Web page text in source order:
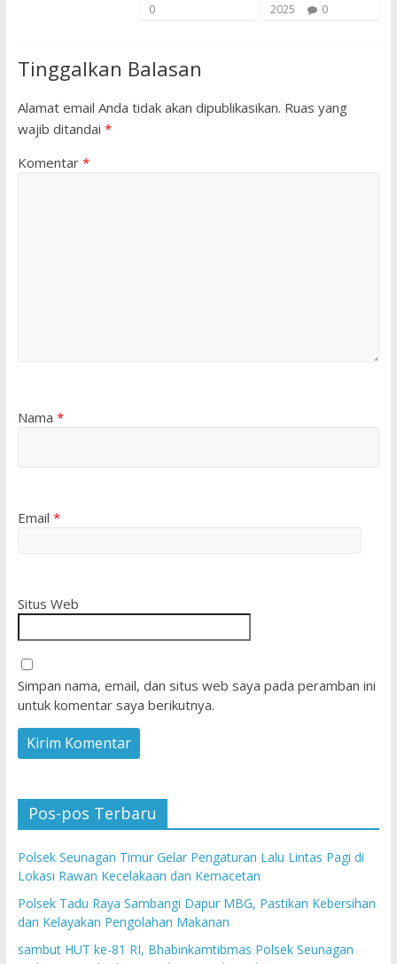
0
2025
0
Tinggalkan Balasan
Alamat email Anda tidak akan dipublikasikan. Ruas yang
wajib ditandai *
Komentar *
Nama *
Email *
Situs Web
Simpan nama, email, dan situs web saya pada peramban ini
untuk komentar saya berikutnya.
Pos-pos Terbaru
Polsek Seunagan Timur Gelar Pengaturan Lalu Lintas Pagi di
Lokasi Rawan Kecelakaan dan Kemacetan
Polsek Tadu Raya Sambangi Dapur MBG, Pastikan Kebersihan
dan Kelayakan Pengolahan Makanan
sambut HUT ke-81 RI, Bhabinkamtibmas Polsek Seunagan